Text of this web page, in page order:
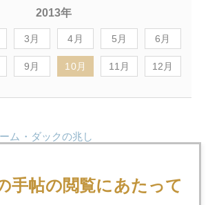
2013年
3月 4月 5月 6月
9月 10月 11月 12月
ム・ダックの兆し
手帖の閲覧にあたって